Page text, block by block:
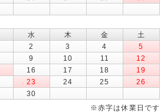
水 木 金
土
2 3 4
5
9 10 11
12
16 17 18
19
23 24 25
26
30
※赤字は休業日です